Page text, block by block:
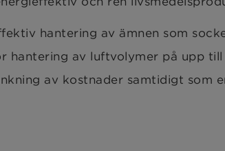
hantering av ämnen som
hantering av luftvolymer på upp
av kostnader samtidigt som